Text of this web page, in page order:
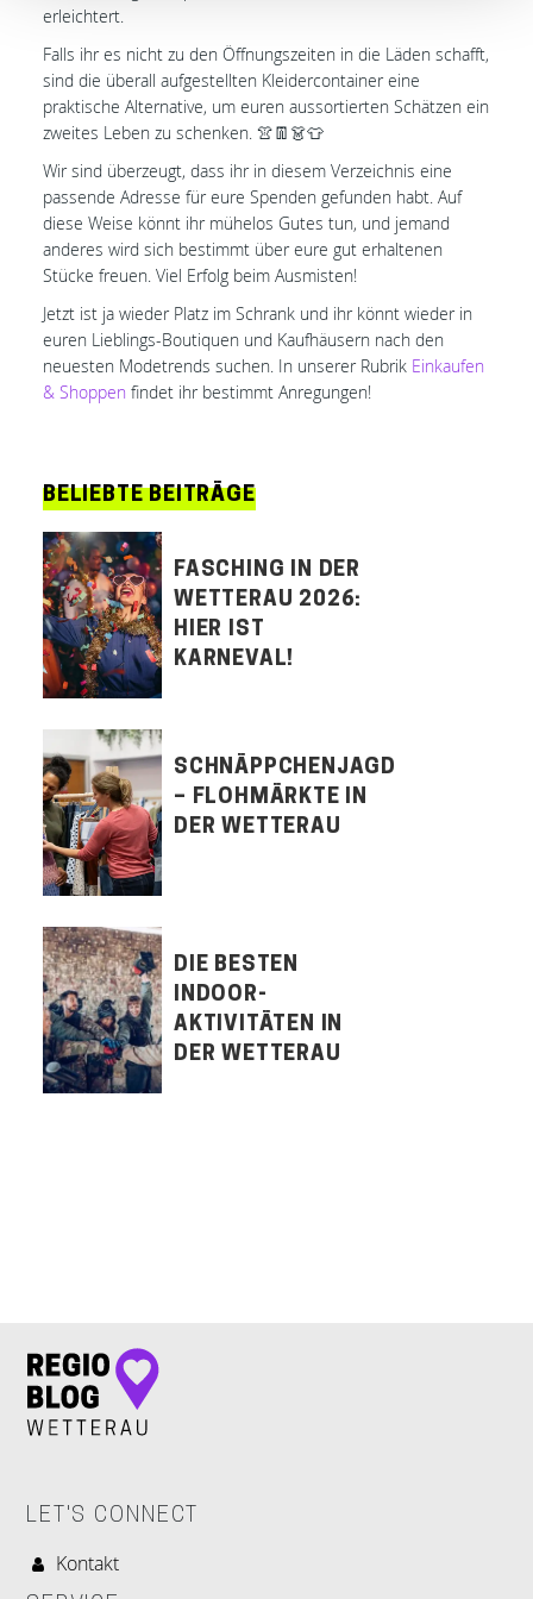
erleichtert.
Falls ihr es nicht zu den Öffnungszeiten in die Läden schafft,
sind die überall aufgestellten Kleidercontainer eine
praktische Alternative, um euren aussortierten Schätzen ein
zweites Leben zu schenken. 👚👖👗👕
Wir sind überzeugt, dass ihr in diesem Verzeichnis eine
passende Adresse für eure Spenden gefunden habt. Auf
diese Weise könnt ihr mühelos Gutes tun, und jemand
anderes wird sich bestimmt über eure gut erhaltenen
Stücke freuen. Viel Erfolg beim Ausmisten!
Jetzt ist ja wieder Platz im Schrank und ihr könnt wieder in
euren Lieblings-Boutiquen und Kaufhäusern nach den
neuesten Modetrends suchen. In unserer Rubrik Einkaufen
& Shoppen findet ihr bestimmt Anregungen!
BELIEBTE BEITRÄGE
FASCHING IN DER
WETTERAU 2026:
HIER IST
KARNEVAL!
SCHNÄPPCHENJAGD
– FLOHMÄRKTE IN
DER WETTERAU
DIE BESTEN
INDOOR-
AKTIVITÄTEN IN
DER WETTERAU
LET'S CONNECT
Kontakt